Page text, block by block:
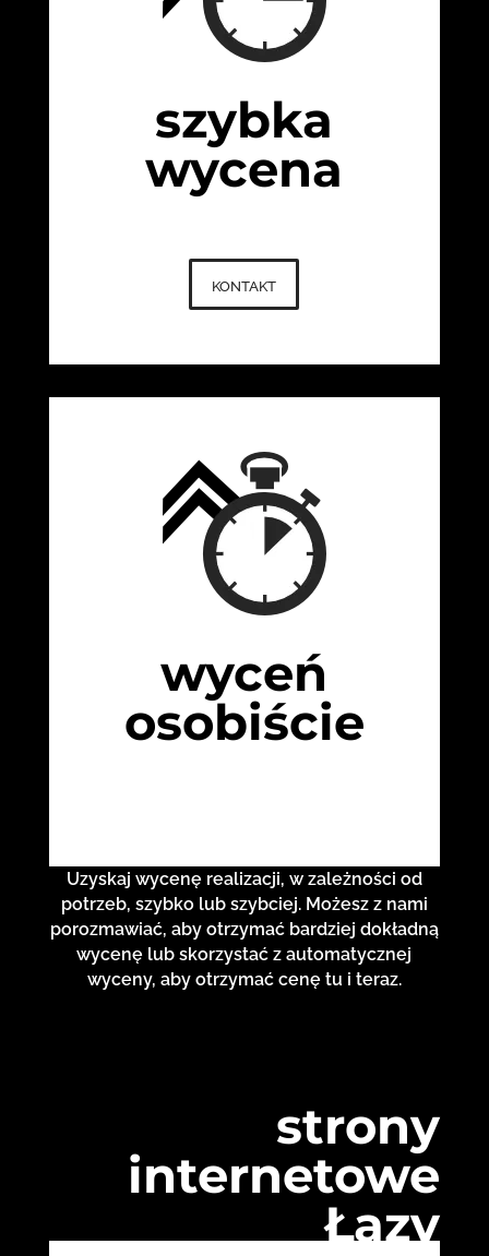
szybka
wycena
kontakt
wyceń
osobiście
Uzyskaj wycenę realizacji, w zależności od
potrzeb, szybko lub szybciej. Możesz z nami
porozmawiać, aby otrzymać bardziej dokładną
wycenę lub skorzystać z automatycznej
wyceny, aby otrzymać cenę tu i teraz.
strony
internetowe
Łazy